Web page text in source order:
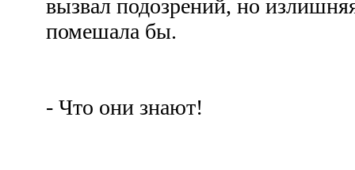
вызвал подозрений, но
помешала бы.
- Что они знают!